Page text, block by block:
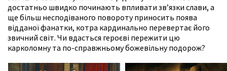
достатньо швидко починають впливати зв’язки слави, а
ще більш несподіваного повороту приносить поява
відданої фанатки, котра кардинально перевертає його
звичний світ. Чи вдасться героєві пережити цю
карколомну та по-справжньому божевільну подорож?